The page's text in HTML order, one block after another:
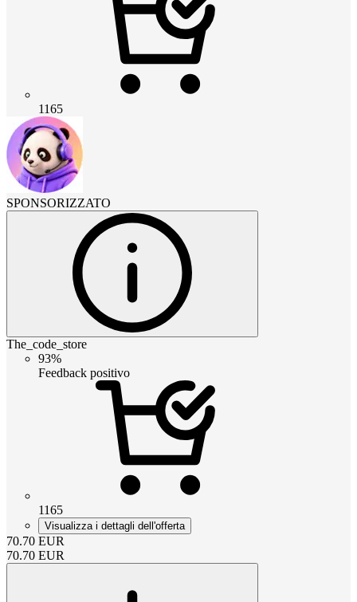
1165
SPONSORIZZATO
The_code_store
93%
Feedback positivo
1165
Visualizza i dettagli dell'offerta
70.70 EUR
70.70 EUR